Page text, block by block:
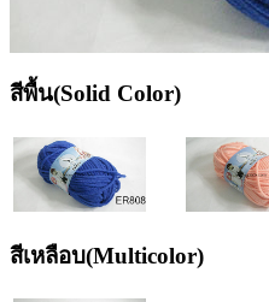
สีพื้น(Solid Color)
สีเหลือบ(Multicolor)